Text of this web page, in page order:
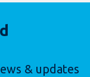
& updates